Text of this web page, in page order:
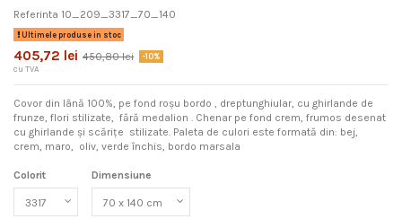
Referinta 10_209_3317_70_140
Ultimele produse in stoc
405,72 lei 450,80 lei -10%
cu TVA
Covor din lână 100%, pe fond roșu bordo , dreptunghiular, cu ghirlande de
frunze, flori stilizate, fără medalion . Chenar pe fond crem, frumos desenat
cu ghirlande și scărițe stilizate. Paleta de culori este formată din: bej,
crem, maro, oliv, verde închis, bordo marsala
Colorit Dimensiune